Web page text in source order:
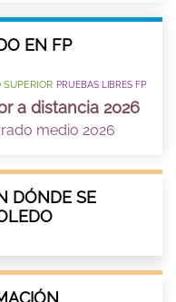
EN FP
SUPERIOR PRUEBAS LIBRES FP
a distancia 2026
medio 2026
DÓNDE SE